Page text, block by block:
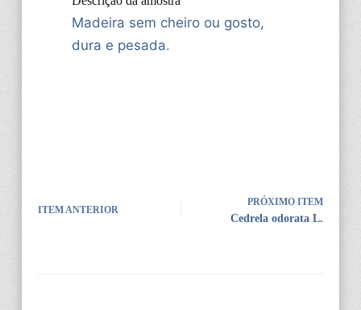
Madeira sem cheiro ou gosto,
dura e pesada.
ITEM ANTERIOR
PRÓXIMO ITEM
Cedrela odorata L.